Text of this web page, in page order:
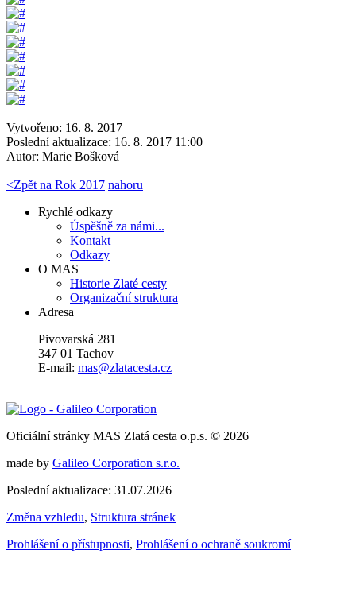
Vytvořeno: 16. 8. 2017
Poslední aktualizace: 16. 8. 2017 11:00
Autor: Marie Bošková
<Zpět na Rok 2017 nahoru
Rychlé odkazy
Úspěšně za námi...
Kontakt
Odkazy
O MAS
Historie Zlaté cesty
Organizační struktura
Adresa
Pivovarská 281
347 01 Tachov
E-mail: mas@zlatacesta.cz
Oficiální stránky MAS Zlatá cesta o.p.s. © 2026
made by Galileo Corporation s.r.o.
Poslední aktualizace: 31.07.2026
Změna vzhledu, Struktura stránek
Prohlášení o přístupnosti, Prohlášení o ochraně soukromí